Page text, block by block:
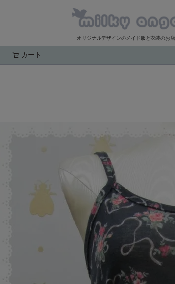
オリジナルデザインのメイド服と衣装のお店
カート